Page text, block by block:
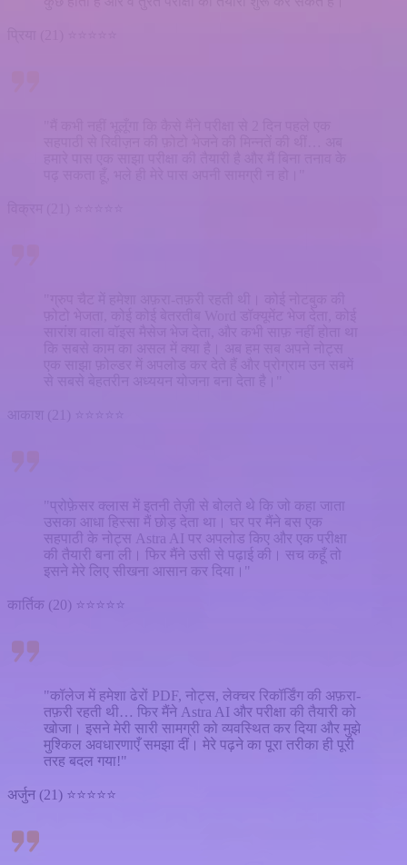
"प्रोफ़ेसर क्लास में इतनी तेज़ी से बोलते थे कि जो कहा जाता
उसका आधा हिस्सा मैं छोड़ देता था। घर पर मैंने बस एक
सहपाठी के नोट्स Astra AI पर अपलोड किए और एक परीक्षा
की तैयारी बना ली। फिर मैंने उसी से पढ़ाई की। सच कहूँ तो
इसने मेरे लिए सीखना आसान कर दिया।"
कार्तिक (20) ⭐⭐⭐⭐⭐
"कॉलेज में हमेशा ढेरों PDF, नोट्स, लेक्चर रिकॉर्डिंग की अफ़रा-
तफ़री रहती थी… फिर मैंने Astra AI और परीक्षा की तैयारी को
खोजा। इसने मेरी सारी सामग्री को व्यवस्थित कर दिया और मुझे
मुश्किल अवधारणाएँ समझा दीं। मेरे पढ़ने का पूरा तरीका ही पूरी
तरह बदल गया!"
अर्जुन (21) ⭐⭐⭐⭐⭐